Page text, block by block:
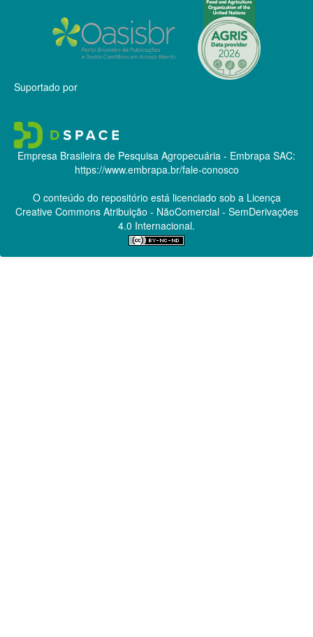
Suportado por
Empresa Brasileira de Pesquisa Agropecuária - Embrapa SAC:
https://www.embrapa.br/fale-conosco
O conteúdo do repositório está licenciado sob a Licença
Creative CommonsAtribuição - NãoComercial - SemDerivações
4.0 Internacional.